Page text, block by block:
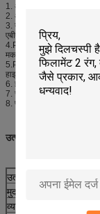
1. अच्छी गुणवत्ता पीएलए सामग्री
2. अधिकांश 3D प्रिंटर के साथ
3. यह एबीएस की तुलना में
एबीएस की तुलना में अधिक
4.PLA एक सामान्य प्रकार का
मकई स्टार्च, टैपिओका जड़ें, चिप्स
5.PLA उच्च प्रिंट गति, उचित
हाइट्स की अनुमति देता है,
6. इसका इस्तेमाल करने पर
7. चयन के लिए विभिन्न रंग
8. प्लस या माइनस 0.02 मिमी .
उत्पाद
उत्पाद पैरामीटर
मुद्रण तापमान
व्यास